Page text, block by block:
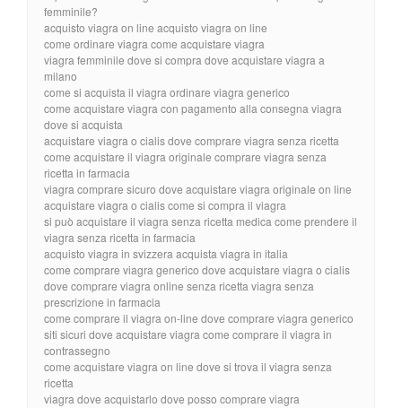
femminile?
acquisto viagra on line acquisto viagra on line
come ordinare viagra come acquistare viagra
viagra femminile dove si compra dove acquistare viagra a
milano
come si acquista il viagra ordinare viagra generico
come acquistare viagra con pagamento alla consegna viagra
dove si acquista
acquistare viagra o cialis dove comprare viagra senza ricetta
come acquistare il viagra originale comprare viagra senza
ricetta in farmacia
viagra comprare sicuro dove acquistare viagra originale on line
acquistare viagra o cialis come si compra il viagra
si può acquistare il viagra senza ricetta medica come prendere il
viagra senza ricetta in farmacia
acquisto viagra in svizzera acquista viagra in italia
come comprare viagra generico dove acquistare viagra o cialis
dove comprare viagra online senza ricetta viagra senza
prescrizione in farmacia
come comprare il viagra on-line dove comprare viagra generico
siti sicuri dove acquistare viagra come comprare il viagra in
contrassegno
come acquistare viagra on line dove si trova il viagra senza
ricetta
viagra dove acquistarlo dove posso comprare viagra